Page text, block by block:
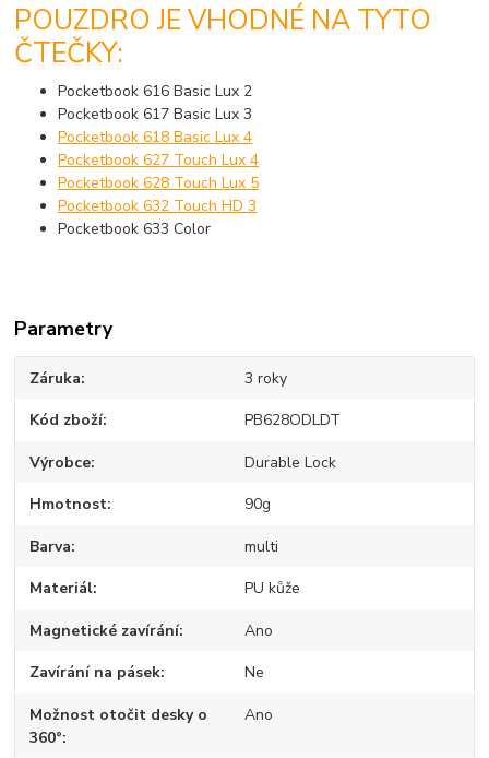
POUZDRO JE VHODNÉ NA TYTO
ČTEČKY:
Pocketbook 616 Basic Lux 2
Pocketbook 617 Basic Lux 3
Pocketbook 618 Basic Lux 4
Pocketbook 627 Touch Lux 4
Pocketbook 628 Touch Lux 5
Pocketbook 632 Touch HD 3
Pocketbook 633 Color
Parametry
Záruka 3 roky
Kód zboží PB628ODLDT
Výrobce Durable Lock
Hmotnost 90g
Barva multi
Materiál PU kůže
Magnetické zavírání Ano
Zavírání na pásek Ne
Možnost otočit desky o
360°
Ano